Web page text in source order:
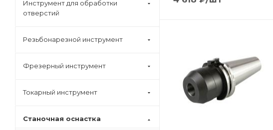
Инструмент для обработки
отверстий
Резьбонарезной инструмент
Фрезерный инструмент
Токарный инструмент
Станочная оснастка